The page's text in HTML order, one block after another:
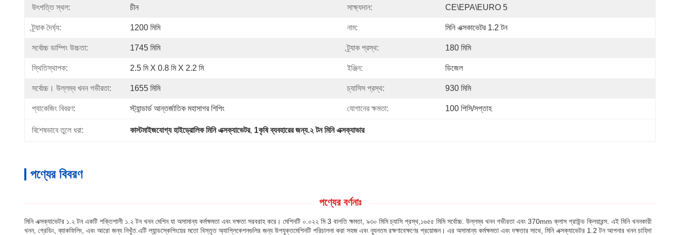
উৎপত্তি স্থল: চীন সাক্ষ্যদান: CE\EPA\EURO 5
ট্র্যাক দৈর্ঘ্য: 1200 মিমি নাম: মিনি এক্সকাভেটর 1.2 টন
সর্বোচ্চ ডাম্পিং উচ্চতা: 1745 মিমি ট্র্যাক প্রস্থ: 180 মিমি
স্থিতিস্থাপক: 2.5 মি X 0.8 মি X 2.2 মি ইঞ্জিন: ডিজেল
সর্বোচ্চ। উল্লম্ব খনন গভীরতা: 1655 মিমি চ্যাসিস প্রস্থ: 930 মিমি
প্যাকেজিং বিবরণ: স্ট্যান্ডার্ড আন্তর্জাতিক মহাসাগর শিপিং যোগানের ক্ষমতা: 100 পিসি/সপ্তাহ
বিশেষভাবে তুলে ধরা: কাস্টমাইজযোগ্য হাইড্রোলিক মিনি এক্সক্যাভেটর, 1কৃষি ব্যবহারের জন্য.২ টন মিনি এক্সক্যাভার
পণ্যের বিবরণ
পণ্যের বর্ণনাঃ
মিনি এক্সক্যাভেটর ১.২ টন একটি শক্তিশালী ১.২ টন খনন মেশিন যা অসামান্য কর্মক্ষমতা এবং দক্ষতা সরবরাহ করে। মেশিনটি ০.০২২ মি 3 বালতি ক্ষমতা, ৯৩০ মিমি চ্যাসি প্রস্থ,১৬৫৫ মিমি সর্বোচ্চ. উল্লম্ব খনন গভীরতা এবং 370mm ক্লাস গ্রাউন্ড ক্লিয়ারন্স. এই মিনি খননকারী
খনন, গ্রেডিং, ব্যাকফিলিং, এবং আরো জন্য নিখুঁত.এটি ল্যান্ডস্কেপিংয়ের মতো বিস্তৃত অ্যাপ্লিকেশনগুলির জন্য উপযুক্তমেশিনটি পরিচালনা করা সহজ এবং ন্যূনতম রক্ষণাবেক্ষণের প্রয়োজন। এর অসামান্য কর্মক্ষমতা এবং দক্ষতার সাথে, মিনি এক্সক্যাভেটর 1.2 টন আপনার খনন চাহিদা